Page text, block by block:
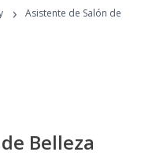
›
Asistente de Salón de
Belleza